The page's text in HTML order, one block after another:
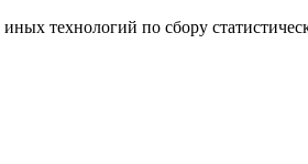
технологий по сбору